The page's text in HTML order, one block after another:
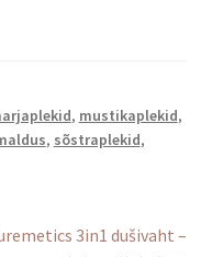
, mustikaplekid,
, sõstraplekid,
3in1 dušivaht –